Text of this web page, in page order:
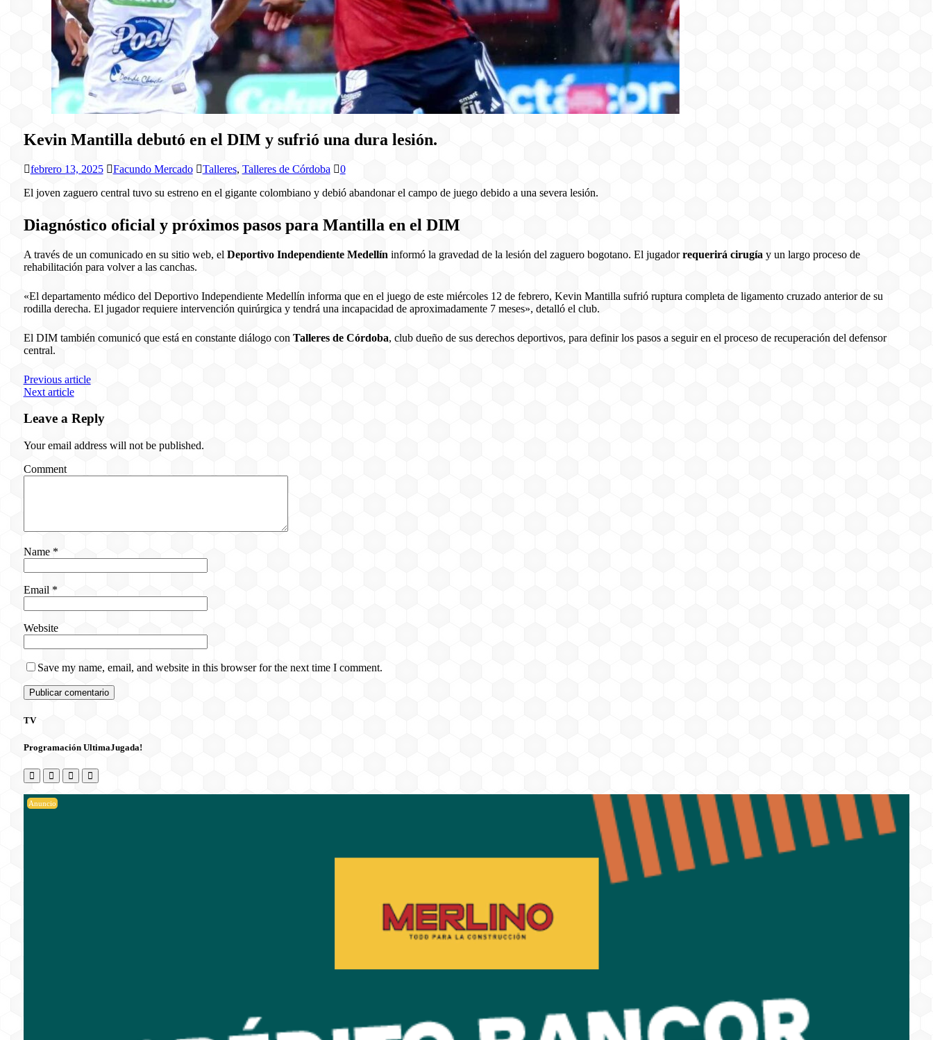
Kevin Mantilla debutó en el DIM y sufrió una dura lesión.
febrero 13, 2025 Facundo Mercado Talleres, Talleres de Córdoba
0
El joven zaguero central tuvo su estreno en el gigante colombiano y debió abandonar el campo de juego debido a una severa lesión.
Diagnóstico oficial y próximos pasos para Mantilla en el DIM
A través de un comunicado en su sitio web, el Deportivo Independiente Medellín informó la gravedad de la lesión del zaguero bogotano. El jugadorrequerirá cirugía y un largo proceso de
rehabilitación para volver a las canchas.
«El departamento médico del Deportivo Independiente Medellín informa que en el juego de este miércoles 12 de febrero, Kevin Mantilla sufrió ruptura completa de ligamento cruzado anterior de su
rodilla derecha. El jugador requiere intervención quirúrgica y tendrá una incapacidad de aproximadamente 7 meses», detalló el club.
El DIM también comunicó que está en constante diálogo con Talleres de Córdoba, club dueño de sus derechos deportivos, para definir los pasos a seguir en el proceso de recuperación del defensor
central.
Previous article
Next article
Leave a Reply
Your email address will not be published.
Comment
Name *
Email *
Website
Save my name, email, and website in this browser for the next time I comment.
TV
Programación UltimaJugada!
Anuncio